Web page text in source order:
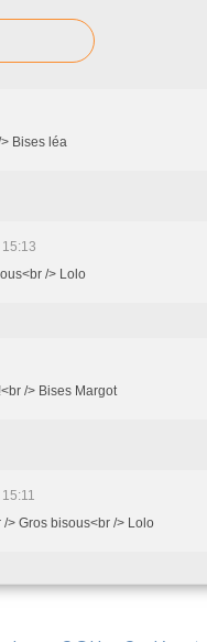
Bises léa
/> Lolo
/> Bises Margot
> Gros bisous<br /> Lolo